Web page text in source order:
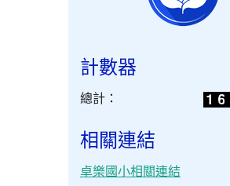
計數器
總計：
相關連結
卓樂國小相關連結